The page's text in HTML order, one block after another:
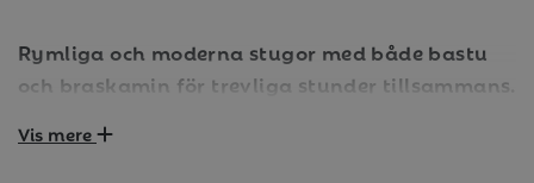
Rymliga och moderna stugor med både bastu
och braskamin för trevliga stunder tillsammans.
Vårt minitåg passerar här regelbundet om
Vis mere